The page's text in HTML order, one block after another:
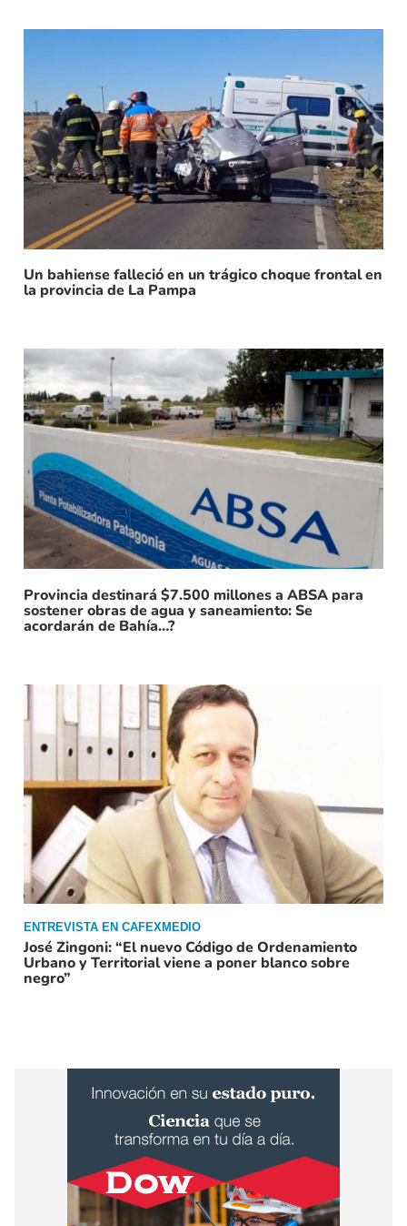
Un bahiense falleció en un trágico choque frontal en
la provincia de La Pampa
Provincia destinará $7.500 millones a ABSA para
sostener obras de agua y saneamiento: Se
acordarán de Bahía…?
ENTREVISTA EN CAFEXMEDIO
José Zingoni: “El nuevo Código de Ordenamiento
Urbano y Territorial viene a poner blanco sobre
negro”